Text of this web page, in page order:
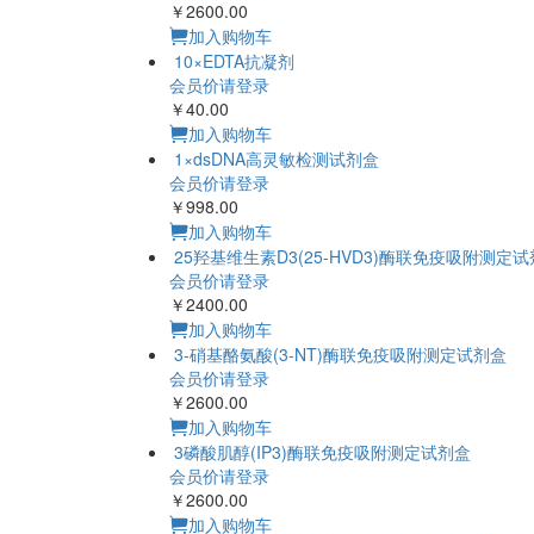
￥2600.00
加入购物车
会员价请登录
￥40.00
加入购物车
会员价请登录
￥998.00
加入购物车
25羟基维生素D3(25-HVD3)酶联免疫吸附测定试
会员价请登录
￥2400.00
加入购物车
3-硝基酪氨酸(3-NT)酶联免疫吸附测定试剂盒
会员价请登录
￥2600.00
加入购物车
会员价请登录
￥2600.00